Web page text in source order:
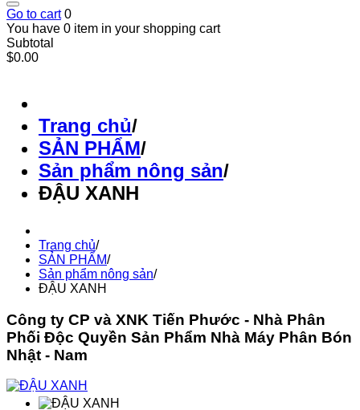
Go to cart 0
You have 0 item in your shopping cart
Subtotal
$0.00
Trang chủ/
SẢN PHẨM/
Sản phẩm nông sản/
ĐẬU XANH
Trang chủ/
SẢN PHẨM/
Sản phẩm nông sản/
ĐẬU XANH
Công ty CP và XNK Tiến Phước - Nhà Phân
Phối Độc Quyền Sản Phẩm Nhà Máy Phân Bón
Nhật - Nam